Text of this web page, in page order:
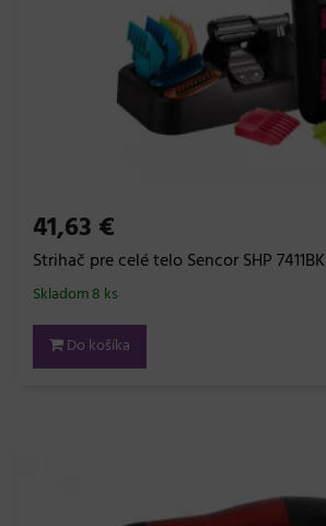
41,63 €
Strihač pre celé telo Sencor SHP 7411BK
Skladom 8 ks
Do košíka